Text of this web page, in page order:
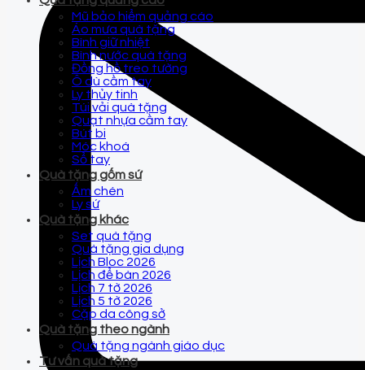
Mũ bảo hiểm quảng cáo
Áo mưa quà tặng
Bình giữ nhiệt
Bình nước quà tặng
Đồng hồ treo tường
Ô dù cầm tay
Ly thủy tinh
Túi vải quà tặng
Quạt nhựa cầm tay
Bút bi
Móc khoá
Sổ tay
Quà tặng gốm sứ
Ấm chén
Ly sứ
Quà tặng khác
Set quà tặng
Quà tặng gia dụng
Lịch Bloc 2026
Lịch để bàn 2026
Lịch 7 tờ 2026
Lịch 5 tờ 2026
Cặp da công sở
Quà tặng theo ngành
Quà tặng ngành giáo dục
Tư vấn quà tặng